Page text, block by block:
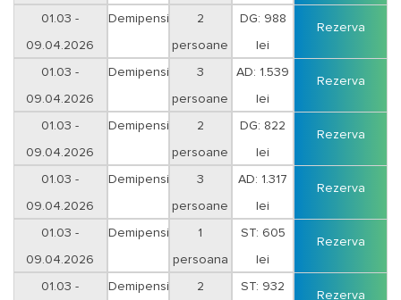
Duminica-Joi
01.03 -
09.04.2026
Vineri-Sambata
Demipensiune 2
persoane
DG: 988
lei
Rezerva
01.03 -
09.04.2026
Vineri-Sambata
Demipensiune 3
persoane
AD: 1.539
lei
Rezerva
01.03 -
09.04.2026
Duminica-Joi
Demipensiune 2
persoane
DG: 822
lei
Rezerva
01.03 -
09.04.2026
Duminica-Joi
Demipensiune 3
persoane
AD: 1.317
lei
Rezerva
01.03 -
09.04.2026
Vineri-Sambata
Demipensiune 1
persoana
ST: 605
lei
Rezerva
01.03 - Demipensiune 2 ST: 932
Rezerva